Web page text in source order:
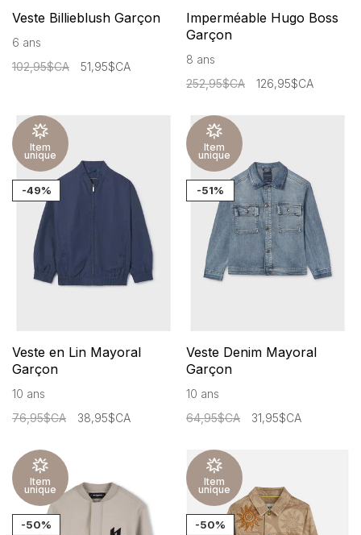
Veste Billieblush Garçon
6 ans
102,95$CA
51,95$CA
Imperméable Hugo Boss
Garçon
8 ans
252,95$CA
126,95$CA
Item
unique
-49%
Veste en Lin Mayoral
Garçon
10 ans
76,95$CA
38,95$CA
Item
unique
-51%
Veste Denim Mayoral
Garçon
10 ans
64,95$CA
31,95$CA
Item
unique
-50%
Item
unique
-50%